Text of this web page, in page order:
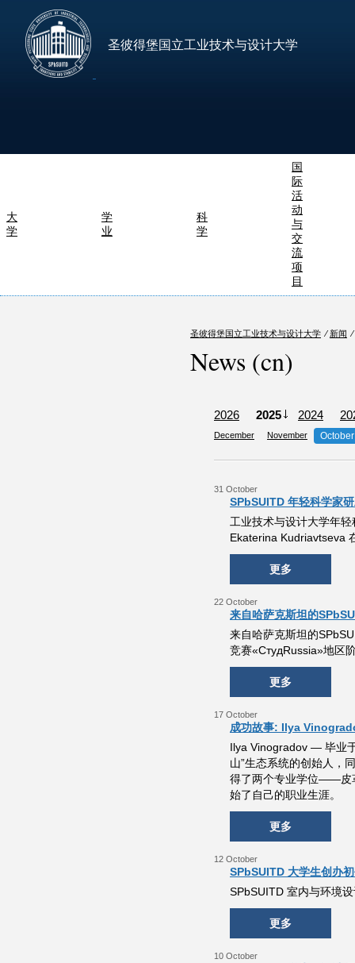
圣彼得堡国立工业技术与设计大学
大
学
学
业
科
学
国
际
活
动
与
交
流
项
目
圣彼得堡国立工业技术与设计大学 ⁄ 新闻 ⁄
News (cn)
2026 2025 2024
December November October
31 October
SPbSUITD 年轻科学家
工业技术与设计大学年
Ekaterina Kudriavtseva
更多
22 October
来自哈萨克斯坦的
来自哈萨克斯坦的
竞赛«СтудRussia»地区
更多
17 October
成功故事: Ilya
Ilya Vinogradov — 毕业
山”生态系统的创始人，
得了两个专业学位——皮
始了自己的职业生涯。
更多
12 October
SPbSUITD 大学生创办
SPbSUITD 室内与环境
更多
10 October